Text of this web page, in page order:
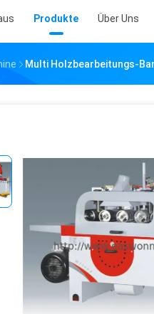
Produkte Über Uns
Multi Holzbearbeitungs-